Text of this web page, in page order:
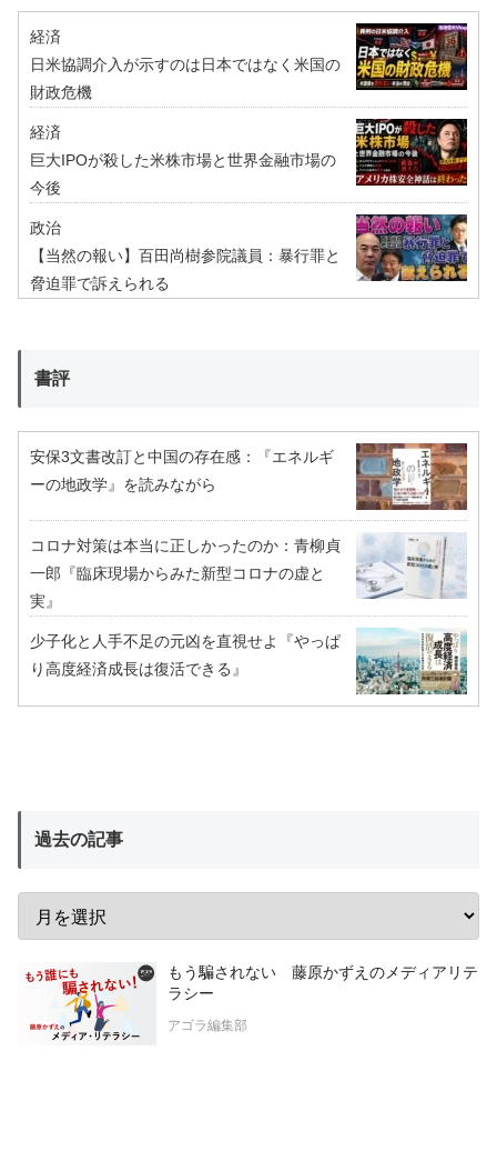
経済
日米協調介入が示すのは日本ではなく米国の
財政危機
経済
巨大IPOが殺した米株市場と世界金融市場の
今後
政治
【当然の報い】百田尚樹参院議員：暴行罪と
脅迫罪で訴えられる
書評
安保3文書改訂と中国の存在感：『エネルギ
ーの地政学』を読みながら
コロナ対策は本当に正しかったのか：青柳貞
一郎『臨床現場からみた新型コロナの虚と
実』
少子化と人手不足の元凶を直視せよ『やっぱ
り高度経済成長は復活できる』
過去の記事
もう騙されない 藤原かずえのメディアリテ
ラシー
アゴラ編集部